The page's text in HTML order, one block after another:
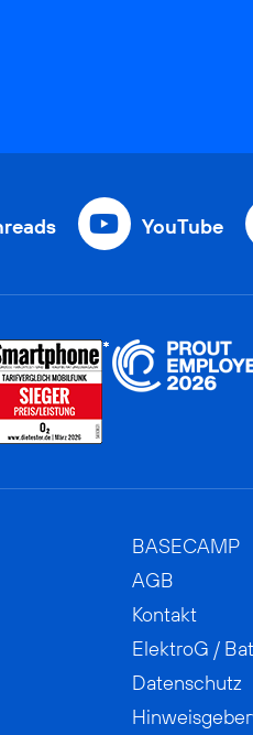
YouTube
BASECAMP
AGB
Kontakt
ElektroG /
Datenschutz